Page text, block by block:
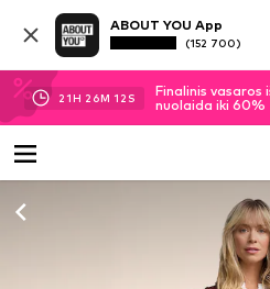
ABOUT YOU App
(152 700)
21H 26M 12 S
Finalinis vasaros
nuolaida iki 60%